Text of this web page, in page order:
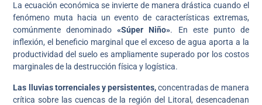
La ecuación económica se invierte de manera drástica cuando el
fenómeno muta hacia un evento de características extremas,
comúnmente denominado«Súper Niño». En este punto de
inflexión, el beneficio marginal que el exceso de agua aporta a la
productividad del suelo es ampliamente superado por los costos
marginales de la destrucción física y logística.
Las lluvias torrenciales y persistentes,concentradas de manera
crítica sobre las cuencas de la región del Litoral, desencadenan